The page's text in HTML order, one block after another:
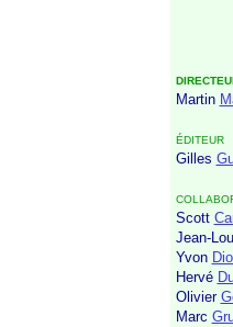
Martin
ÉDITEUR
Gilles
Scott
Jean-
Yvon
Hervé
Olivier
Marc